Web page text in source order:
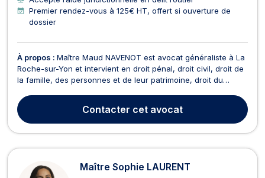
Premier rendez-vous à 125€ HT, offert si ouverture de
dossier
À propos : Maître Maud NAVENOT est avocat généraliste à La
Roche-sur-Yon et intervient en droit pénal, droit civil, droit de
la famille, des personnes et de leur patrimoine, droit du
droit de la famille, des personnes et de leur patrimoine et
traite régulièrement des affaire...
Contacter cet avocat
Maître Sophie LAURENT